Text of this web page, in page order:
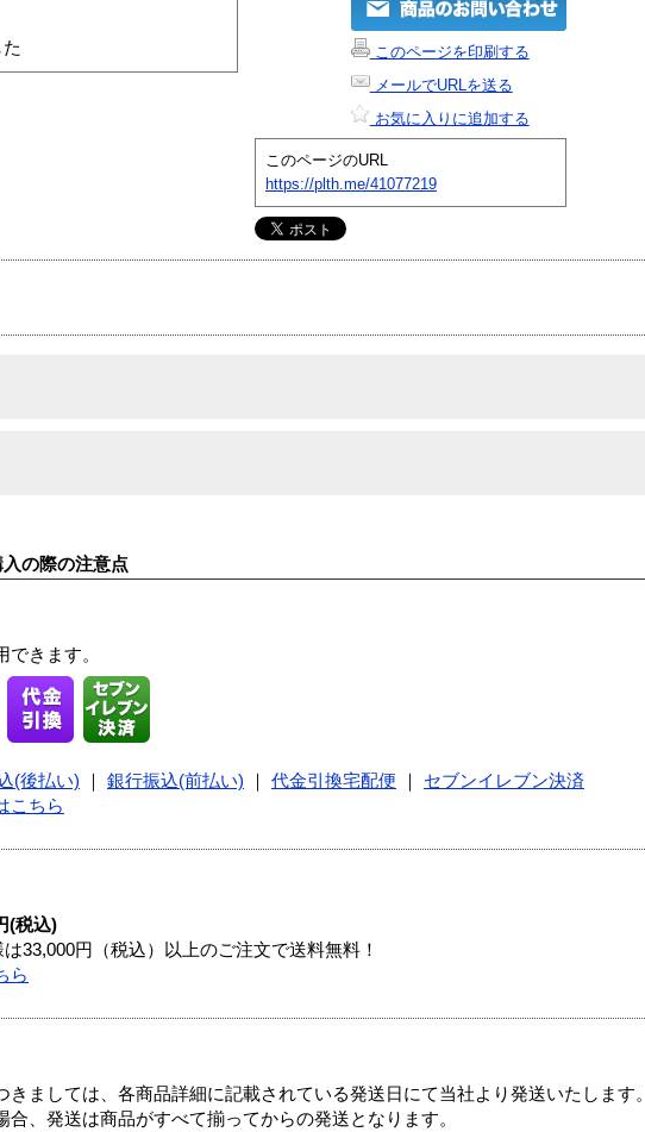
このページを印刷する
メールでURLを送る
お気に入りに追加する
このページのURL
https://plth.me/41077219
の際の注意点
きます。
(後払い) 銀行振込(前払い) 代金引換宅配便
セブンイレブン決済
こちら
(税込)
33,000円（税込）以上のご注文で送料無料！
ら
ましては、各商品詳細に記載されている発送日にて当社より発送いたします。
、発送は商品がすべて揃ってからの発送となります。